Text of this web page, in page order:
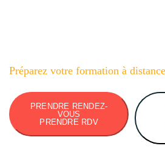
Préparez votre formation à
PRENDRE RENDEZ-
VOUS
PRENDRE RDV